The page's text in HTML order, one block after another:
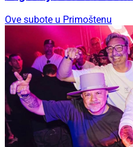
Ove subote u Primoštenu